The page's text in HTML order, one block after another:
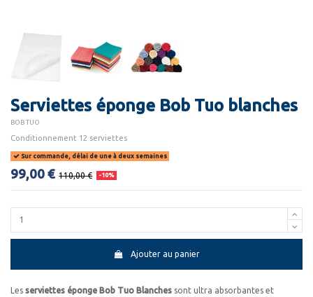
Serviettes éponge Bob Tuo blanches
BOB TUO
Conditionnement 12 serviettes
Sur commande, délai de une à deux semaines
99,00 € 110,00 € -10%
Ajouter au panier
Les serviettes éponge Bob Tuo Blanches sont ultra absorbantes et